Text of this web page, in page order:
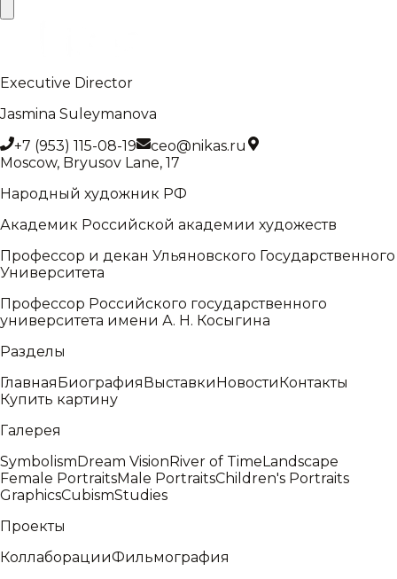
Executive Director
Jasmina Suleymanova
+7 (953) 115-08-19
ceo@nikas.ru
Moscow, Bryusov Lane, 17
Народный художник РФ
Академик Российской академии художеств
Профессор и декан Ульяновского Государственного
Университета
Профессор Российского государственного
университета имени А. Н. Косыгина
Разделы
ГлавнаяБиографияВыставкиНовостиКонтакты
Купить картину
Галерея
SymbolismDream VisionRiver of TimeLandscape
Female PortraitsMale PortraitsChildren's Portraits
GraphicsCubismStudies
Проекты
КоллаборацииФильмография